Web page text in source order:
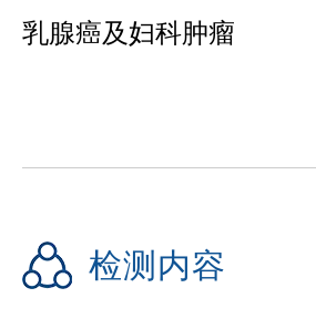
乳腺癌及妇科肿瘤
检测内容